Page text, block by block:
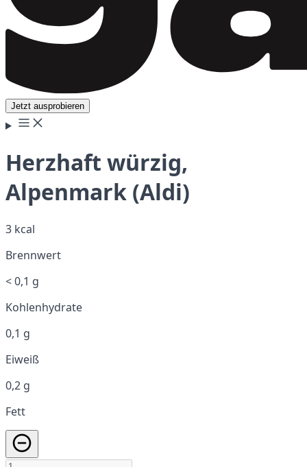
Jetzt ausprobieren
Herzhaft würzig,
Alpenmark (Aldi)
3 kcal
Brennwert
< 0,1 g
Kohlenhydrate
0,1 g
Eiweiß
0,2 g
Fett